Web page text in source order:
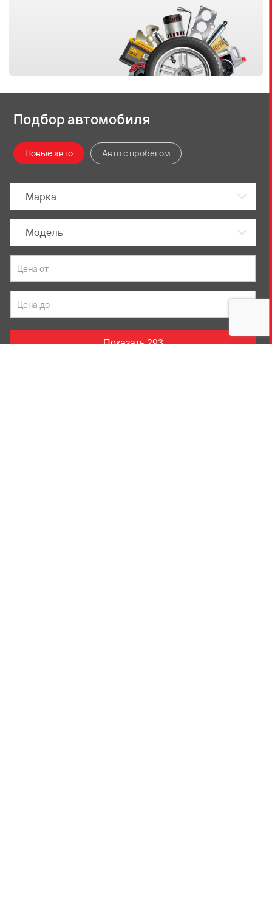
Подбор автомобиля
Новые авто Авто с пробегом
Марка
Модель
Показать293